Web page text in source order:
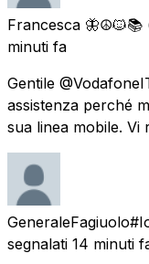
Francesca 🦋☮️🐱📚
minuti fa
Gentile
assistenza perché
sua linea mobile.
segnalati 14 minuti